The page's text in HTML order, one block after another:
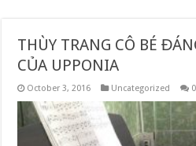
THÙY TRANG CÔ BÉ
CỦA UPPONIA
October 3, 2016 Uncategorized 0